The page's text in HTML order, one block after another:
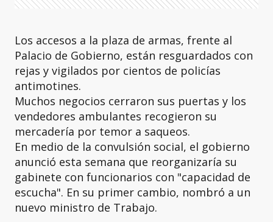
Los accesos a la plaza de armas, frente al
Palacio de Gobierno, están resguardados con
rejas y vigilados por cientos de policías
antimotines.
Muchos negocios cerraron sus puertas y los
vendedores ambulantes recogieron su
mercadería por temor a saqueos.
En medio de la convulsión social, el gobierno
anunció esta semana que reorganizaría su
gabinete con funcionarios con "capacidad de
escucha". En su primer cambio, nombró a un
nuevo ministro de Trabajo.